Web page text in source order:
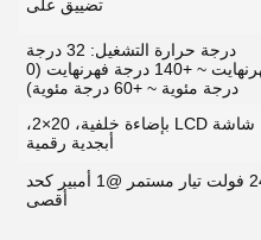
تضييق على
درجة حرارة التشغيل: 32 درجة
فهرنهايت ~ +140 درجة فهرنهايت (0
درجة مئوية ~ +60 درجة مئوية)
شاشة LCD بإضاءة خلفية، 20×2،
أبجدية رقمية
24 فولت تيار مستمر @1 أمبير كحد
أقصى